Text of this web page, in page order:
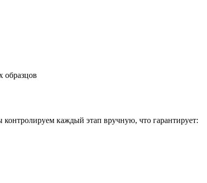
образцов
каждый этап вручную, что гарантирует: